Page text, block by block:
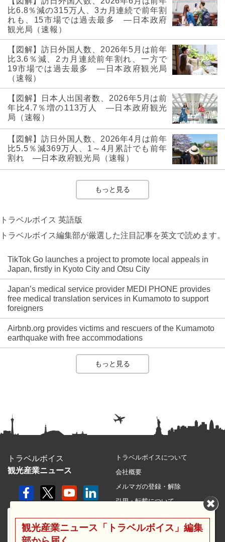
比6.8％減の315万人、3カ月連続で前年割
れも、15市場では過去最多 ―日本政府
観光局（速報）
【図解】訪日外国人数、2026年5月は前年
比3.6％減、2カ月連続前年割れ、一方で
19市場では過去最多 ―日本政府観光局
（速報）
【図解】日本人出国者数、2026年5月は前
年比4.7％増の113万人 ―日本政府観光
局（速報）
【図解】訪日外国人数、2026年4月は前年
比5.5％減369万人、1～4月累計でも前年
割れ ―日本政府観光局（速報）
もっと見る
トラベルボイス 英語版
トラベルボイス編集部が厳選した注目記事を英文で読めます。
TikTok Go launches a project to promote local appeals in
Japan, firstly in Kyoto City and Otsu City
Japan’s medical service provider MEDI PHONE provides
free medical translation services in Kumamoto to support
foreigners
Airbnb.org provides victims and rescuers of the Kumamoto
earthquake with free accommodations
もっと見る
トラベルボイス
観光産業ニュース
トラベルボイスについて
会社概要
メルマガの登録・解除
引用・転載について
利用規約
観光産業ニュース「トラベルボイス」編集